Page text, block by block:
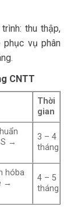
thu thập,
phục vụ phân
CNTT
Thời
gian
→
3 – 4
tháng
hóba
→
4 – 5
tháng